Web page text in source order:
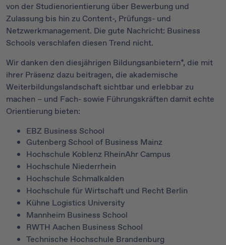
von der Studienorientierung über Bewerbung und
Zulassung bis hin zu Content-, Prüfungs- und
Netzwerkmanagement. Die gute Nachricht: Business
Schools verschlafen diesen Trend nicht.
Wir danken den diesjährigen Bildungsanbietern*, die mit
ihrer Präsenz dazu beitragen, die akademische
Weiterbildungslandschaft sichtbar und erlebbar zu
machen – und Fach- sowie Führungskräften damit echte
Orientierung bieten:
EBZ Business School
Gutenberg School of Business Mainz
Hochschule Koblenz RheinAhr Campus
Hochschule Niederrhein
Hochschule Schmalkalden
Hochschule für Wirtschaft und Recht Berlin
Kühne Logistics University
Mannheim Business School
RWTH Aachen Business School
Technische Hochschule Brandenburg